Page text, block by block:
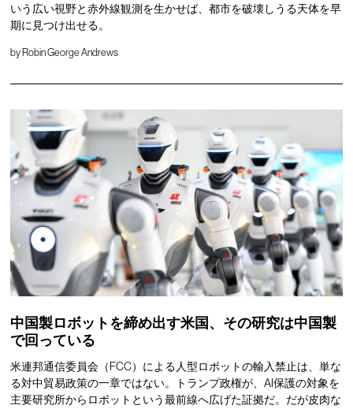
いう広い視野と赤外線観測を生かせば、都市を破壊しうる天体を早
期に見つけ出せる。
by Robin George Andrews
中国製ロボットを締め出す米国、その研究は中国製
で回っている
米連邦通信委員会（FCC）による人型ロボットの輸入禁止は、単な
る対中貿易政策の一章ではない。トランプ政権が、AI保護の対象を
主要研究所からロボットという最前線へ広げた証拠だ。だが皮肉な